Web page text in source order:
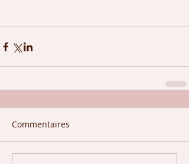
Commentaires